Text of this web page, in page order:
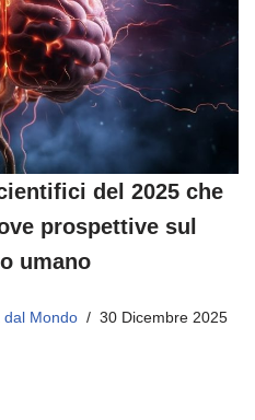
del 2025 che
prospettive sul
umano
dal Mondo 30 Dicembre 2025